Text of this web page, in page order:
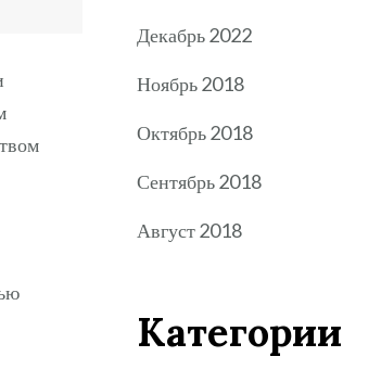
Декабрь 2022
Ноябрь 2018
Октябрь 2018
Сентябрь 2018
Август 2018
Категории